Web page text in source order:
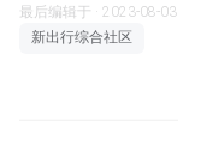
最后编辑于 · 2023-08-03
新出行综合社区